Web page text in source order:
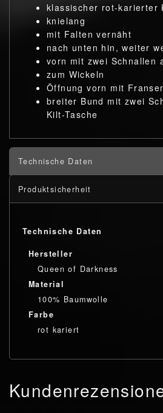
klassischer rot-karierter
knielang
mit Falten vernäht
nach unten hin, weiter
vorn mit zwei Schnallen
zum Wickeln
Öffnung vorn mit
breiter Bund mit zwei
Kilt-Tasche
Technische Daten
Produktsicherheit
Technische Daten
Hersteller
Queen of Darkness
Material
100% Baumwolle
Farbe
rot kariert